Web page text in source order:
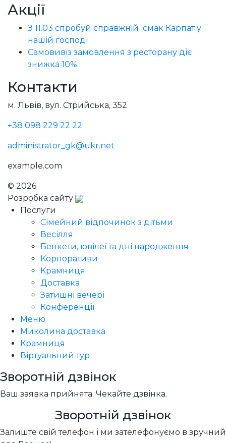
Акції
З 11.03 спробуй справжній смак Карпат у
нашій господі
Самовивіз замовлення з ресторану діє
знижка 10%
Контакти
м. Львів, вул. Стрийська, 352
+38 098 229 22 22
administrator_gk@ukr.net
example.com
© 2026
Розробка сайту
Послуги
Сімейний відпочинок з дітьми
Весілля
Бенкети, ювілеї та дні народження
Корпоративи
Крамниця
Доставка
Затишні вечері
Конференції
Меню
Миколина доставка
Крамниця
Віртуальний тур
Зворотній дзвінок
Ваш заявка прийнята. Чекайте дзвінка.
Зворотній дзвінок
Залиште свій телефон і ми зателефонуємо в зручний